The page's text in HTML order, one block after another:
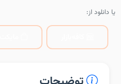
یا دانلود از: